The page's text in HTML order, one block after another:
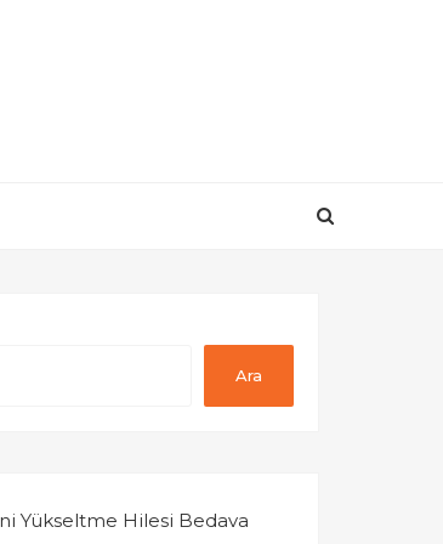
Ara
Yükseltme Hilesi Bedava